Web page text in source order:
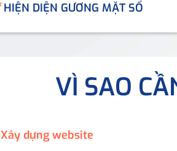
HIỆN DIỆN GƯƠNG MẶT SỐ
VÌ SAO
Xây dựng website